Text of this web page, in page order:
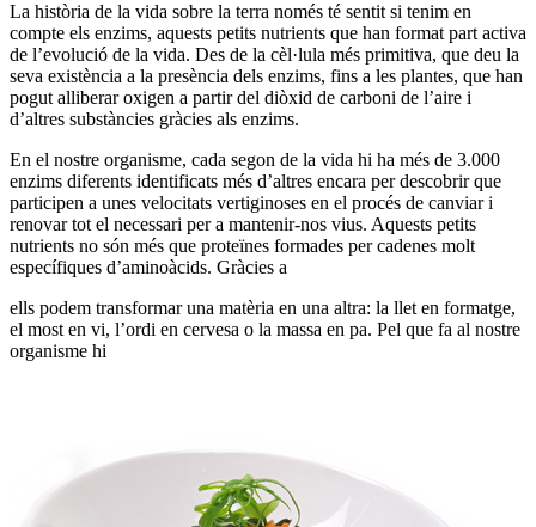
La història de la vida sobre la terra només té sentit si tenim en
compte els enzims, aquests petits nutrients que han format part activa
de l’evolució de la vida. Des de la cèl·lula més primitiva, que deu la
seva existència a la presència dels enzims, fins a les plantes, que han
pogut alliberar oxigen a partir del diòxid de carboni de l’aire i
d’altres substàncies gràcies als enzims.
En el nostre organisme, cada segon de la vida hi ha més de 3.000
enzims diferents identificats més d’altres encara per descobrir que
participen a unes velocitats vertiginoses en el procés de canviar i
renovar tot el necessari per a mantenir-nos vius. Aquests petits
nutrients no són més que proteïnes formades per cadenes molt
específiques d’aminoàcids. Gràcies a
ells podem transformar una matèria en una altra: la llet en formatge,
el most en vi, l’ordi en cervesa o la massa en pa. Pel que fa al nostre
organisme hi